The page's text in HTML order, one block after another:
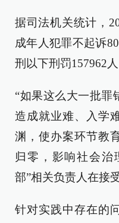
据司法机关统计，
成年人犯罪不起诉
刑以下刑罚157962
“如果这么大一批罪
造成就业难、入学
渊，使办案环节教
归零，影响社会治
部”相关负责人在接
针对实践中存在的